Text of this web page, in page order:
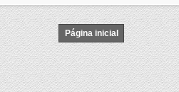
Página inicial